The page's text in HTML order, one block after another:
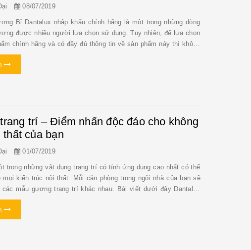
08/07/2019
Bỉ Dantalux nhập khẩu chính hãng là một trong những dòng
được nhiều người lựa chọn sử dụng. Tuy nhiên, để lựa chọn
chính hãng và có đầy đủ thông tin về sản phẩm này thì không
Vậy nếu bạn muốn sở hữu sản phẩm này mà cũng chưa có
trí – Điểm nhấn độc đáo cho không
thất của bạn
01/07/2019
trong những vật dụng trang trí có tính ứng dụng cao nhất có thể
mọi kiến trúc nội thất. Mỗi căn phòng trong ngôi nhà của bạn sẽ
mẫu gương trang trí khác nhau. Bài viết dưới đây Dantalux
những mẫu gương đẹp nhất giúp bạn có được không gian ...